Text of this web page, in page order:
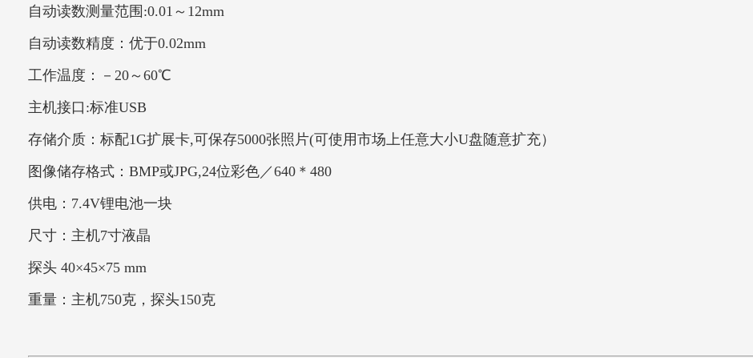
自动读数测量范围:0.01～12mm
自动读数精度：优于0.02mm
工作温度：－20～60℃
主机接口:标准USB
存储介质：标配1G扩展卡,可保存5000张照片(可使用市场上任意大小U盘随意扩充）
图像储存格式：BMP或JPG,24位彩色／640＊480
供电：7.4V锂电池一块
尺寸：主机7寸液晶
探头 40×45×75 mm
重量：主机750克，探头150克